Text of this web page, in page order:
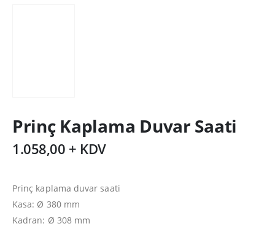
Prinç Kaplama Duvar Saati
1.058,00 + KDV
Prinç kaplama duvar saati
Kasa: Ø 380 mm
Kadran: Ø 308 mm